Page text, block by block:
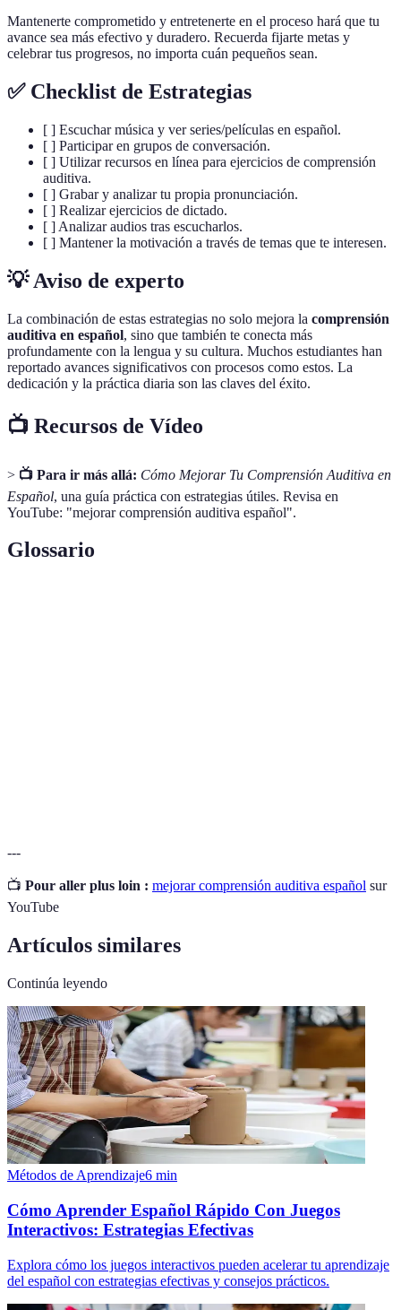
Mantenerte comprometido y entretenerte en el proceso hará que tu
avance sea más efectivo y duradero. Recuerda fijarte metas y
celebrar tus progresos, no importa cuán pequeños sean.
✅ Checklist de Estrategias
[ ] Escuchar música y ver series/películas en español.
[ ] Participar en grupos de conversación.
[ ] Utilizar recursos en línea para ejercicios de comprensión
auditiva.
[ ] Grabar y analizar tu propia pronunciación.
[ ] Realizar ejercicios de dictado.
[ ] Analizar audios tras escucharlos.
[ ] Mantener la motivación a través de temas que te interesen.
💡 Aviso de experto
La combinación de estas estrategias no solo mejora la comprensión
auditiva en español, sino que también te conecta más
profundamente con la lengua y su cultura. Muchos estudiantes han
reportado avances significativos con procesos como estos. La
dedicación y la práctica diaria son las claves del éxito.
📺 Recursos de Vídeo
> 📺 Para ir más allá: Cómo Mejorar Tu Comprensión Auditiva en
Español, una guía práctica con estrategias útiles. Revisa en
YouTube: "mejorar comprensión auditiva español".
Glossario
---
📺 Pour aller plus loin : mejorar comprensión auditiva español sur
YouTube
Artículos similares
Continúa leyendo
Métodos de Aprendizaje6 min
Cómo Aprender Español Rápido Con Juegos
Interactivos: Estrategias Efectivas
Explora cómo los juegos interactivos pueden acelerar tu aprendizaje
del español con estrategias efectivas y consejos prácticos.